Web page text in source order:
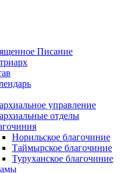
Писание
управление
отделы
Норильское благочиние
Таймырское благочиние
Туруханское благочиние